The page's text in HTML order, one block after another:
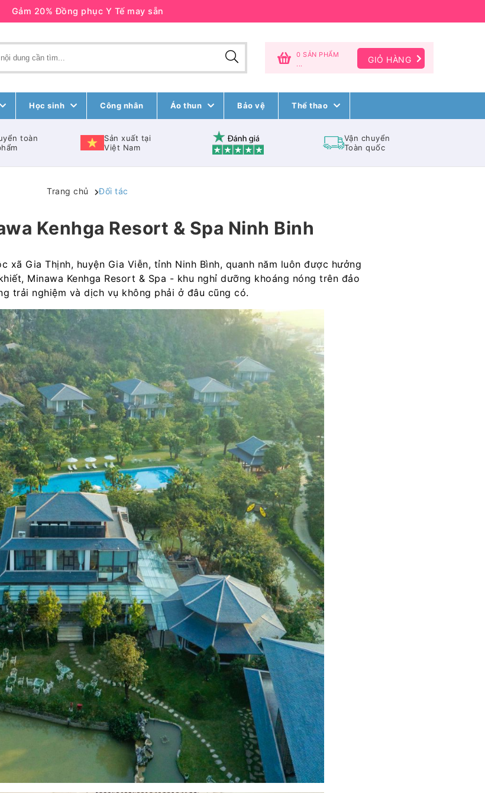
Gảm 20% Đồng phục Y Tế may sẵn
0 SẢN PHẨM
...
GIỎ HÀNG
Học sinh Công nhân Áo thun Bảo vệ Thể thao
toàn
Sản xuất tại
Việt Nam
Vận chuyển
Toàn quốc
Trang chủ Đối tác
Kenhga Resort & Spa Ninh Binh
xã Gia Thịnh, huyện Gia Viễn, tỉnh Ninh Bình, quanh năm luôn được hưởng
Minawa Kenhga Resort & Spa - khu nghỉ dưỡng khoáng nóng trên đảo
trải nghiệm và dịch vụ không phải ở đâu cũng có.